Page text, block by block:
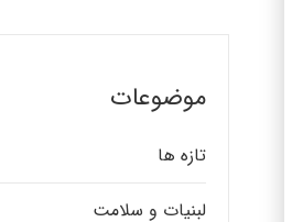
موضوعات
تازه ها
لبنیات و سلامت